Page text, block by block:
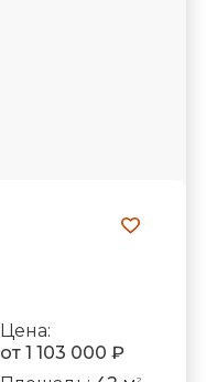
Цена:
от 1 103 000 ₽
2